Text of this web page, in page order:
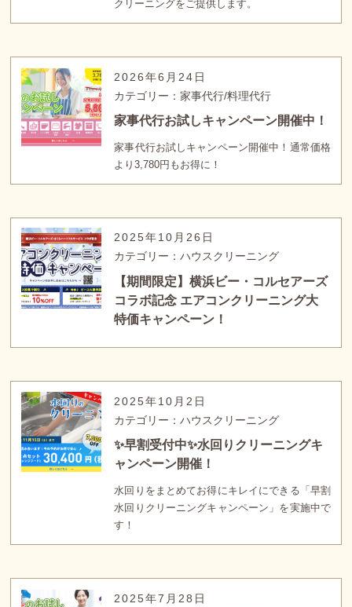
クリーニングをご提供します。
2026年6月24日
カテゴリー：家事代行/料理代行
家事代行お試しキャンペーン開催中！
家事代行お試しキャンペーン開催中！通常価格
より3,780円もお得に！
2025年10月26日
カテゴリー：ハウスクリーニング
【期間限定】横浜ビー・コルセアーズ
コラボ記念 エアコンクリーニング大
特価キャンペーン！
2025年10月2日
カテゴリー：ハウスクリーニング
✨早割受付中✨水回りクリーニングキ
ャンペーン開催！
水回りをまとめてお得にキレイにできる「早割
水回りクリーニングキャンペーン」を実施中で
す！
2025年7月28日